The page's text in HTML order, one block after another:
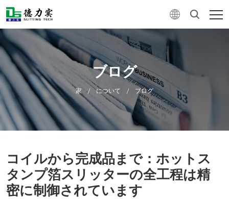
ブログ
家 / について / ブログ
コイルから完成品まで：ホットス
タンプ箔スリッターの全工程は精
密に制御されています